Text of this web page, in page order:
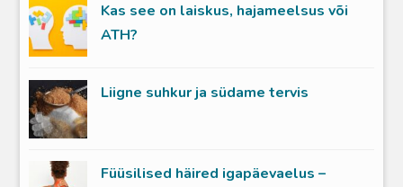
Kas see on laiskus, hajameelsus või
ATH?
Liigne suhkur ja südame tervis
Füüsilised häired igapäevaelus –